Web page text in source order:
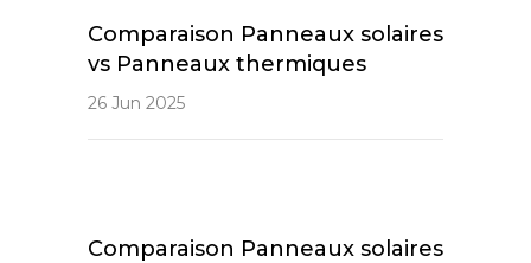
Comparaison Panneaux solaires
vs Panneaux thermiques
26 Jun 2025
Comparaison Panneaux solaires